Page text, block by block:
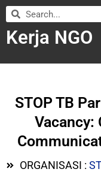
Kerja NGO
STOP TB
Vacancy:
ORGANISASI :